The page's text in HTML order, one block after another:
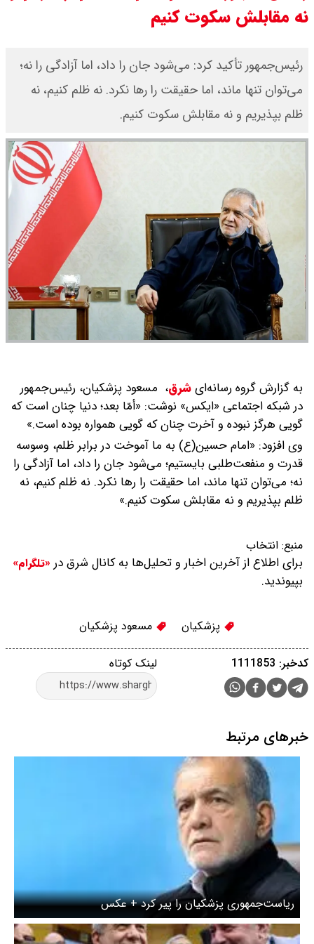
جدول
قیمت محصولات ایران خودرو امروز
شنبه ۱۷ مرداد ۱۴۰۵ / قیمت دنا چند ؟
+ جدول
ثبت نام سایپا از امروز ۱۷ مرداد ۱۴۰۵
آغاز شد / خرید کوییک با پیش
پرداخت ۵۰۰ میلیون تومان + لینک
۱۴۰۵ / شاخص افزایشی شد + تحلیل
نه مقابلش سکوت کنیم
رئیس‌جمهور تأکید کرد: می‌شود جان را داد، اما آزادگی را نه؛
می‌توان تنها ماند، اما حقیقت را رها نکرد. نه ظلم کنیم، نه
ظلم بپذیریم و نه مقابلش سکوت کنیم.
به گزارش گروه رسانه‌ایشرق، مسعود پزشکیان، رئیس‌جمهور
در شبکه اجتماعی «ایکس» نوشت: «أمّا بعد؛ دنیا چنان است که
گویی هرگز نبوده و آخرت چنان که گویی همواره بوده است.»
وی افزود: «امام حسین(ع) به ما آموخت در برابر ظلم، وسوسه
قدرت و منفعت‌طلبی بایستیم؛ می‌شود جان را داد، اما آزادگی را
نه؛ می‌توان تنها ماند، اما حقیقت را رها نکرد. نه ظلم کنیم، نه
ظلم بپذیریم و نه مقابلش سکوت کنیم.»
منبع: انتخاب
برای اطلاع از آخرین اخبار و تحلیل‌ها به کانال شرق در «تلگرام»
بپیوندید.
پزشکیان مسعود پزشكیان
لینک کوتاه کدخبر: 1111853
خبرهای مرتبط
ریاست‌جمهوری پزشکیان را پیر کرد + عکس